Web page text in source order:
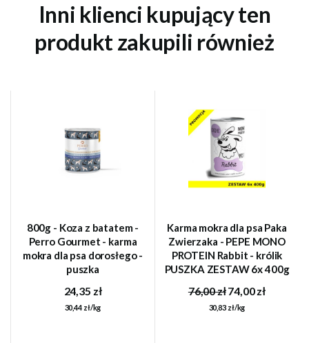
Inni klienci kupujący ten
produkt zakupili również
800g - Koza z batatem -
Perro Gourmet - karma
mokra dla psa dorosłego -
puszka
24,35 zł
30,44 zł/kg
Karma mokra dla psa Paka
Zwierzaka - PEPE MONO
PROTEIN Rabbit - królik
PUSZKA ZESTAW 6x 400g
76,00 zł74,00 zł
30,83 zł/kg